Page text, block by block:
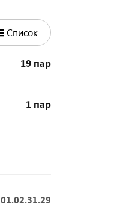
Список
19 пар
1 пар
01.02.31.29